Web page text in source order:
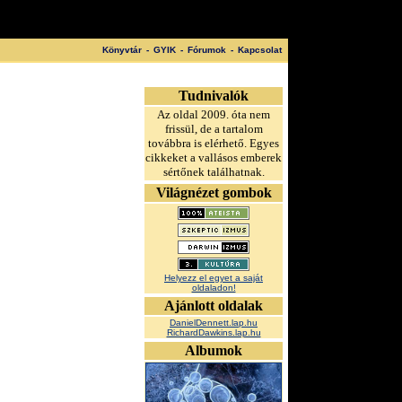
Könyvtár - GYIK - Fórumok - Kapcsolat
Tudnivalók
Az oldal 2009. óta nem
frissül, de a tartalom
továbbra is elérhető. Egyes
cikkeket a vallásos emberek
sértőnek találhatnak.
Világnézet gombok
Helyezz el egyet a saját
oldaladon!
Ajánlott oldalak
DanielDennett.lap.hu
RichardDawkins.lap.hu
Albumok